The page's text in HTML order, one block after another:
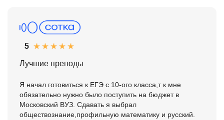
в программе;
пользе практики.
5
Лучшие преподы
Я начал готовиться к ЕГЭ с 10-ого класса,т к мне
обязательно нужно было поступить на бюджет в
Московский ВУЗ. Сдавать я выбрал
обществознание,профильную математику и русский.